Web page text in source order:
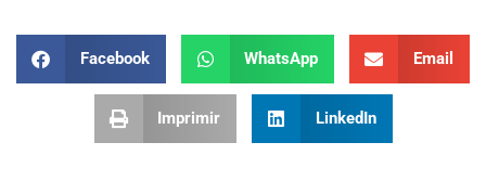
Facebook WhatsApp Email
Imprimir LinkedIn